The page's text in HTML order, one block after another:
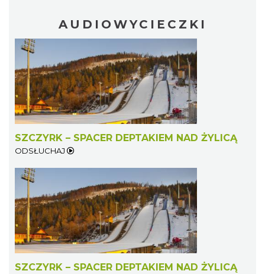
AUDIOWYCIECZKI
SZCZYRK – SPACER DEPTAKIEM NAD ŻYLICĄ
ODSŁUCHAJ
SZCZYRK – SPACER DEPTAKIEM NAD ŻYLICĄ